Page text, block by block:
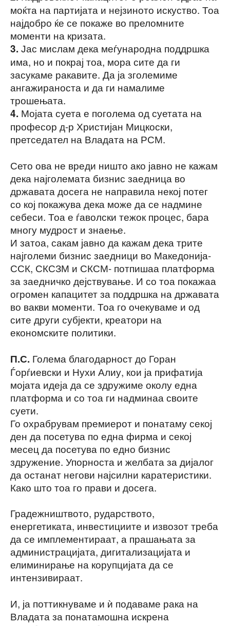
моќта на партијата и нејзиното искуство. Тоа
најдобро ќе се покаже во преломните
моменти на кризата.
3. Јас мислам дека меѓународна поддршка
има, но и покрај тоа, мора сите да ги
засукаме ракавите. Да ја зголемиме
ангажираноста и да ги намалиме
трошењата.
4. Мојата суета е поголема од суетата на
професор д-р Христијан Мицкоски,
претседател на Владата на РСМ.
Сето ова не вреди ништо ако јавно не кажам
дека најголемата бизнис заедница во
државата досега не направила некој потег
со кој покажува дека може да се надмине
себеси. Тоа е ѓаволски тежок процес, бара
многу мудрост и знаење.
И затоа, сакам јавно да кажам дека трите
најголеми бизнис заедници во Македонија-
ССК, СКСЗМ и СКСМ- потпишаа платформа
за заедничко дејствување. И со тоа покажаа
огромен капацитет за поддршка на државата
во вакви моменти. Тоа го очекуваме и од
сите други субјекти, креатори на
економските политики.
П.С. Голема благодарност до Горан
Ѓорѓиевски и Нухи Алиу, кои ја прифатија
мојата идеја да се здружиме околу една
платформа и со тоа ги надминаа своите
суети.
Го охрабрувам премиерот и понатаму секој
ден да посетува по една фирма и секој
месец да посетува по едно бизнис
здружение. Упорноста и желбата за дијалог
да останат негови најсилни каратеристики.
Како што тоа го прави и досега.
Градежништвото, рударството,
енергетиката, инвестициите и извозот треба
да се имплементираат, а прашањата за
администрацијата, дигитализацијата и
елиминирање на корупцијата да се
интензивираат.
И, ја поттикнуваме и ѝ подаваме рака на
Владата за понатамошна искрена